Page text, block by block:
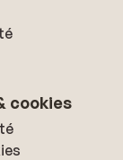
cookies